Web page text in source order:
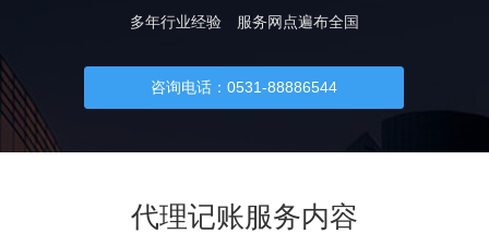
多年行业经验 服务网点遍布全国
咨询电话：0531-88886544
代理记账服务内容